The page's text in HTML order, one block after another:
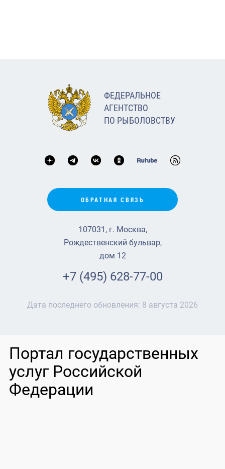
ФЕДЕРАЛЬНОЕ
АГЕНТСТВО
ПО РЫБОЛОВСТВУ
ОБРАТНАЯ СВЯЗЬ
107031, г. Москва,
Рождественский бульвар,
дом 12
+7 (495) 628-77-00
Дата последнего обновления: 8 августа 2026
Портал государственных
услуг Российской
Федерации